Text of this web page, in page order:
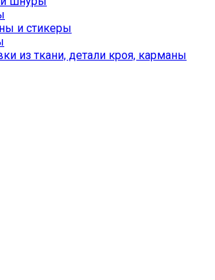
и стикеры
из ткани, детали кроя, карманы